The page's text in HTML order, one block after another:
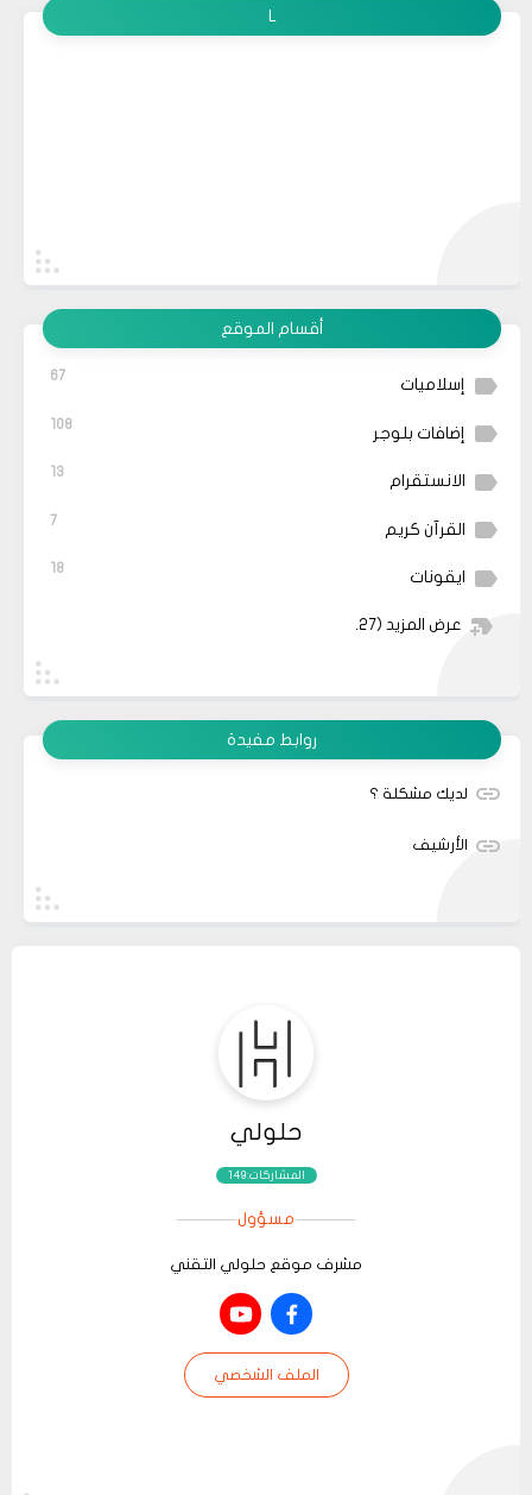
L
أقسام الموقع
إسلاميات 67
إضافات بلوجر 108
الانستقرام 13
القرآن كريم 7
ايقونات 18
عرض المزيد (27)
روابط مفيدة
لديك مشكلة ؟
الأرشيف
حلولي
المشاركات:149
مسؤول
مشرف موقع حلولي التقني
الملف الشخصي